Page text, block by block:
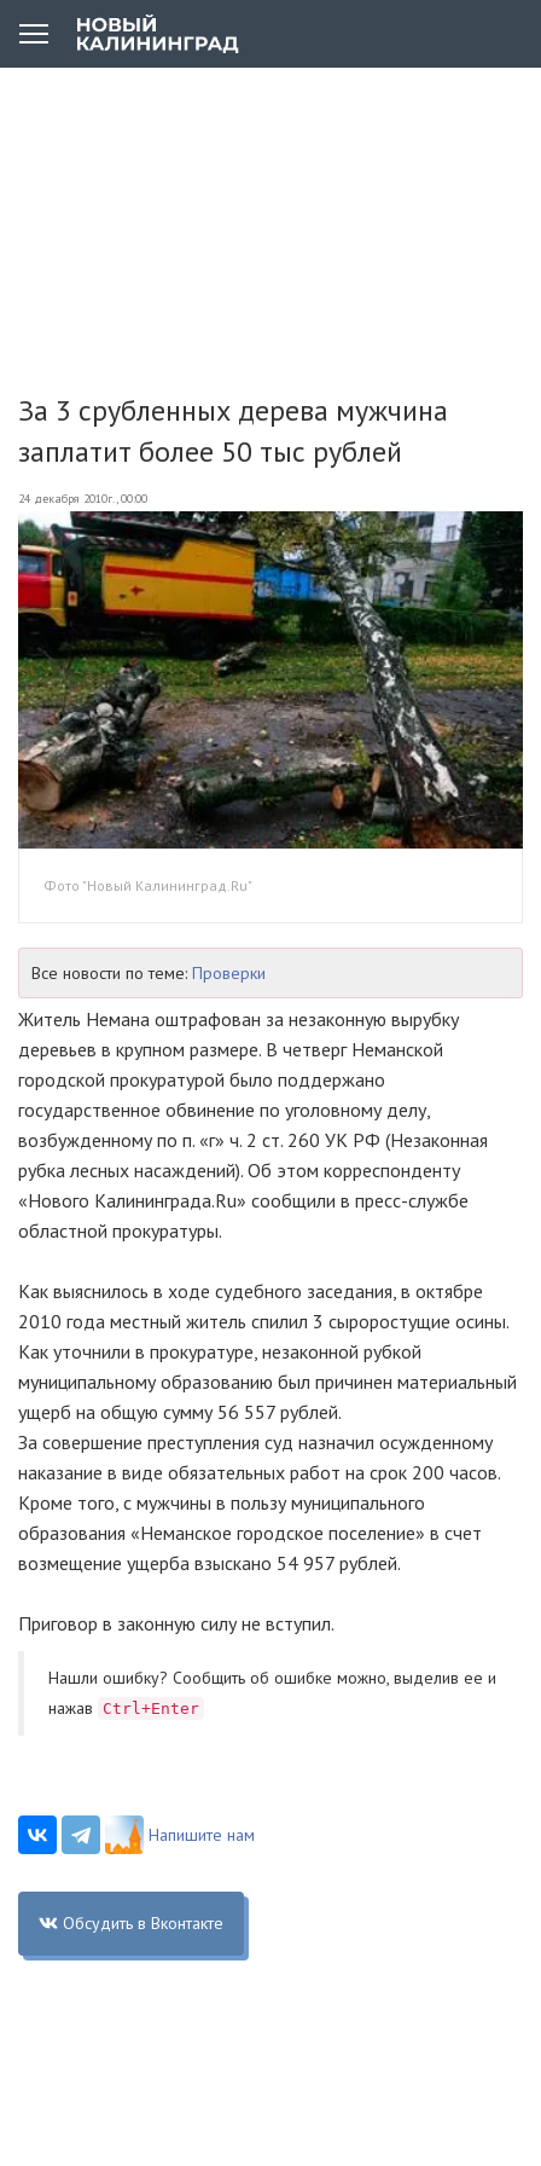
За 3 срубленных дерева мужчина
заплатит более 50 тыс рублей
24 декабря 2010г., 00:00
Фото "Новый Калининград.Ru"
Все новости по теме: Проверки
Житель Немана оштрафован за незаконную вырубку
деревьев в крупном размере. В четверг Неманской
городской прокуратурой было поддержано
государственное обвинение по уголовному делу,
возбужденному по п. «г» ч. 2 ст. 260 УК РФ (Незаконная
рубка лесных насаждений). Об этом корреспонденту
«Нового Калининграда.Ru» сообщили в пресс-службе
областной прокуратуры.
Как выяснилось в ходе судебного заседания, в октябре
2010 года местный житель спилил 3 сыроростущие осины.
Как уточнили в прокуратуре, незаконной рубкой
муниципальному образованию был причинен материальный
ущерб на общую сумму 56 557 рублей.
За совершение преступления суд назначил осужденному
наказание в виде обязательных работ на срок 200 часов.
Кроме того, с мужчины в пользу муниципального
образования «Неманское городское поселение» в счет
возмещение ущерба взыскано 54 957 рублей.
Приговор в законную силу не вступил.
Нашли ошибку? Cообщить об ошибке можно, выделив ее и
нажав
Ctrl+Enter
Напишите нам
Обсудить в Вконтакте